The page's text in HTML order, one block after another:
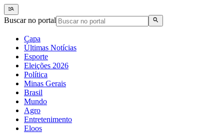
Buscar no portal
Capa
Últimas Notícias
Esporte
Eleições 2026
Política
Minas Gerais
Brasil
Mundo
Agro
Entretenimento
Eloos